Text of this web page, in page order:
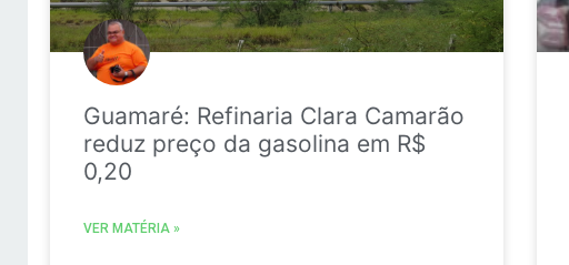
Guamaré: Refinaria Clara Camarão
reduz preço da gasolina em R$
0,20
VER MATÉRIA »